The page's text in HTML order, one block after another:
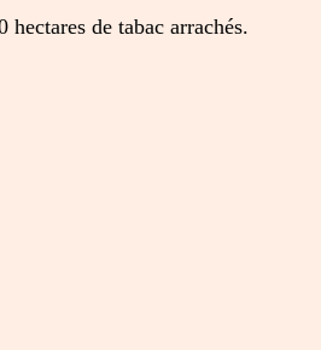
de tabac arrachés.